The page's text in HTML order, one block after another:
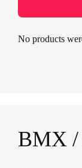
No products
BMX /